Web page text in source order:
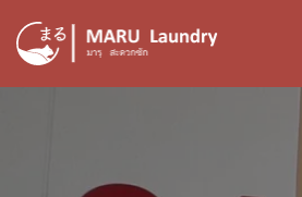
ข้ามไปยังเนื้อหาหลัก